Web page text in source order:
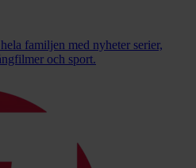
familjen med nyheter serier,
och sport.